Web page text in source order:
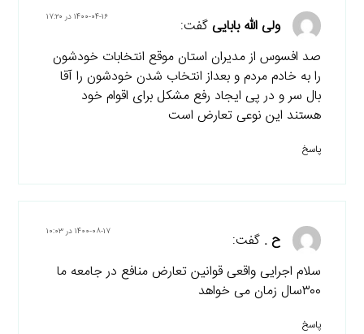
ولی الله بابایی گفت: ۱۴۰۰-۰۴-۱۶ در ۱۷:۲۰
صد افسوس از مدیران استان موقع انتخابات خودشون
را به خادم مردم و بعداز انتخاب شدن خودشون را آقا
بال سر و در پی ایجاد رفع مشکل برای اقوام خود
هستند این نوعی تعارض است
پاسخ
ح . گفت: ۱۴۰۰-۰۸-۱۷ در ۱۰:۰۳
سلام اجرایی واقعی قوانین تعارض منافع در جامعه ما
۳۰۰سال زمان می خواهد
پاسخ